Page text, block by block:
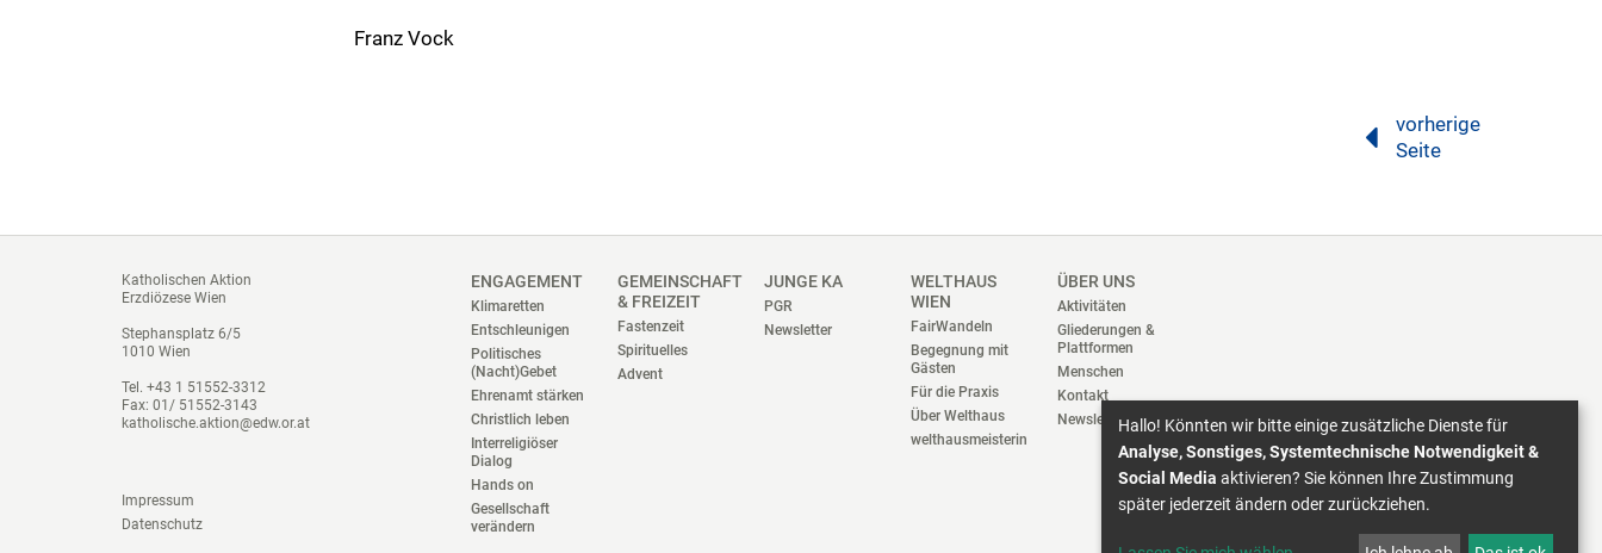
Franz Vock
vorherige
Seite
Katholischen Aktion
Erzdiözese Wien
Stephansplatz 6/5
1010 Wien
Tel. +43 1 51552-3312
Fax: 01/ 51552-3143
katholische.aktion@edw.or.at
Impressum
Datenschutz
ENGAGEMENT
Klimaretten
Entschleunigen
Politisches
(Nacht)Gebet
Ehrenamt stärken
Christlich leben
Interreligiöser
Dialog
Hands on
Gesellschaft
verändern
GEMEINSCHAFT
& FREIZEIT
Fastenzeit
Spirituelles
Advent
JUNGE KA
PGR
Newsletter
WELTHAUS
WIEN
FairWandeln
Begegnung mit
Gästen
Für die Praxis
Über Welthaus
welthausmeisterin
ÜBER UNS
Aktivitäten
Gliederungen &
Plattformen
Menschen
Kontakt
NewsletterHallo! Könnten wir bitte einige zusätzliche Dienste für
Analyse, Sonstiges, Systemtechnische Notwendigkeit &
Social Media aktivieren? Sie können Ihre Zustimmung
später jederzeit ändern oder zurückziehen.